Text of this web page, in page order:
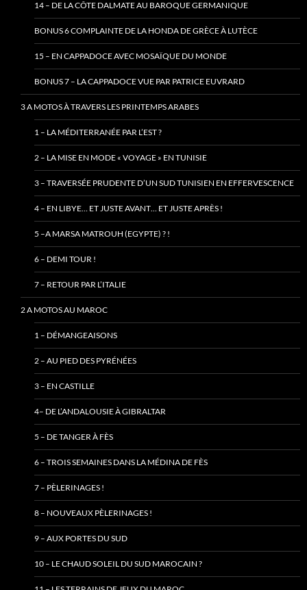
14 – DE LA CÔTE DALMATE AU BAROQUE GERMANIQUE
BONUS 6 COMPLAINTE DE LA HONDA DE GRÈCE À LUTÈCE
15 – EN CAPPADOCE AVEC MOSAÏQUE DU MONDE
BONUS 7 – LA CAPPADOCE VUE PAR PATRICE EUVRARD
3 A MOTOS À TRAVERS LES PRINTEMPS ARABES
1 – LA MÉDITERRANÉE PAR L’EST ?
2 – LA MISE EN MODE « VOYAGE » EN TUNISIE
3 – TRAVERSÉE PRUDENTE D’UN SUD TUNISIEN EN EFFERVESCENCE
4 – EN LIBYE… ET JUSTE AVANT… ET JUSTE APRÈS !
5 –A MARSA MATROUH (EGYPTE) ? !
6 – DEMI TOUR !
7 – RETOUR PAR L’ITALIE
2 A MOTOS AU MAROC
1 – DÉMANGEAISONS
2 – AU PIED DES PYRÉNÉES
3 – EN CASTILLE
4– DE L’ANDALOUSIE À GIBRALTAR
5 – DE TANGER À FÈS
6 – TROIS SEMAINES DANS LA MÉDINA DE FÈS
7 – PÈLERINAGES !
8 – NOUVEAUX PÈLERINAGES !
9 – AUX PORTES DU SUD
10 – LE CHAUD SOLEIL DU SUD MAROCAIN ?